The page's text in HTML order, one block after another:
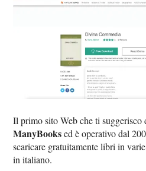
Il primo sito Web che ti suggerisco
ManyBooksed è operativo dal
scaricare gratuitamente libri in
in italiano.